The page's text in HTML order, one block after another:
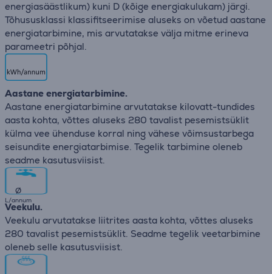
energiasäästlikum) kuni D (kõige energiakulukam) järgi.
Tõhususklassi klassifitseerimise aluseks on võetud aastane
energiatarbimine, mis arvutatakse välja mitme erineva
parameetri põhjal.
Aastane energiatarbimine.
Aastane energiatarbimine arvutatakse kilovatt-tundides
aasta kohta, võttes aluseks 280 tavalist pesemistsüklit
külma vee ühenduse korral ning vähese võimsustarbega
seisundite energiatarbimise. Tegelik tarbimine oleneb
seadme kasutusviisist.
∅
L/annum
Veekulu.
Veekulu arvutatakse liitrites aasta kohta, võttes aluseks
280 tavalist pesemistsüklit. Seadme tegelik veetarbimine
oleneb selle kasutusviisist.